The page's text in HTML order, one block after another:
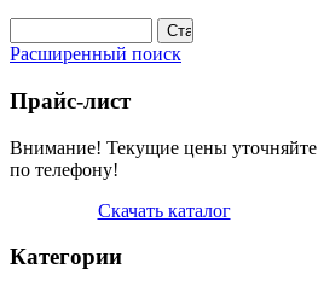
Расширенный поиск
Прайс-лист
Внимание! Текущие цены уточняйте
по телефону!
Скачать каталог
Категории